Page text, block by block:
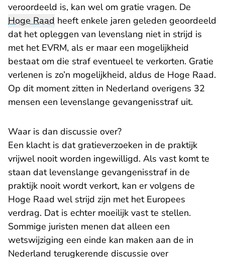
veroordeeld is, kan wel om gratie vragen. De
Hoge Raad heeft enkele jaren geleden geoordeeld
dat het opleggen van levenslang niet in strijd is
met het EVRM, als er maar een mogelijkheid
bestaat om die straf eventueel te verkorten. Gratie
verlenen is zo’n mogelijkheid, aldus de Hoge Raad.
Op dit moment zitten in Nederland overigens 32
mensen een levenslange gevangenisstraf uit.
Waar is dan discussie over?
Een klacht is dat gratieverzoeken in de praktijk
vrijwel nooit worden ingewilligd. Als vast komt te
staan dat levenslange gevangenisstraf in de
praktijk nooit wordt verkort, kan er volgens de
Hoge Raad wel strijd zijn met het Europees
verdrag. Dat is echter moeilijk vast te stellen.
Sommige juristen menen dat alleen een
wetswijziging een einde kan maken aan de in
Nederland terugkerende discussie over